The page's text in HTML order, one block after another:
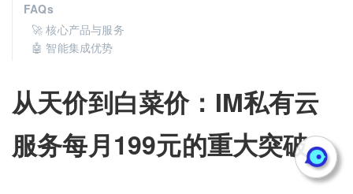
从天价到白菜价：IM私有云
服务每月199元的重大突破
FAQs
🚀 核心产品与服务
🤖 智能集成优势